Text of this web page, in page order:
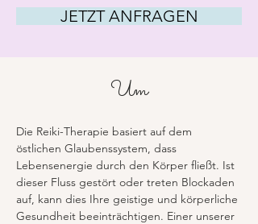
JETZT ANFRAGEN
Um
Die Reiki-Therapie basiert auf dem
östlichen Glaubenssystem, dass
Lebensenergie durch den Körper fließt. Ist
dieser Fluss gestört oder treten Blockaden
auf, kann dies Ihre geistige und körperliche
Gesundheit beeinträchtigen. Einer unserer